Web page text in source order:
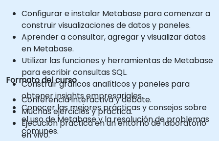
Configurar e instalar Metabase para comenzar a
construir visualizaciones de datos y paneles.
Aprender a consultar, agregar y visualizar datos
en Metabase.
Utilizar las funciones y herramientas de Metabase
para escribir consultas SQL.
Construir gráficos analíticos y paneles para
obtener insights empresariales.
Conocer las mejores prácticas y consejos sobre
el uso de Metabase y la resolución de problemas
comunes.
Formato del curso
Conferencia interactiva y debate.
Muchas ejercicios y práctica.
Ejecución práctica en un entorno de laboratorio
en vivo.